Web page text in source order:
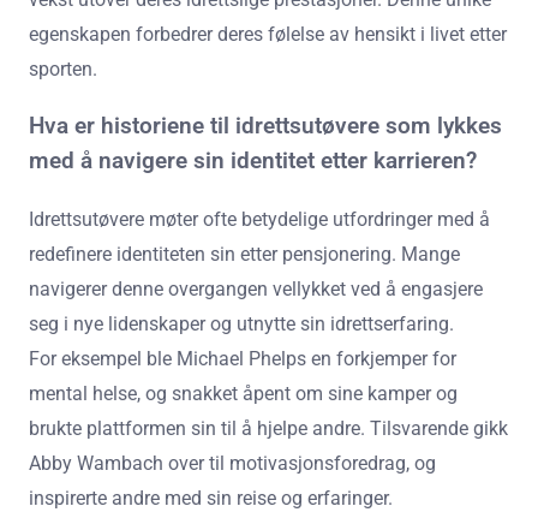
egenskapen forbedrer deres følelse av hensikt i livet etter
sporten.
Hva er historiene til idrettsutøvere som lykkes
med å navigere sin identitet etter karrieren?
Idrettsutøvere møter ofte betydelige utfordringer med å
redefinere identiteten sin etter pensjonering. Mange
navigerer denne overgangen vellykket ved å engasjere
seg i nye lidenskaper og utnytte sin idrettserfaring.
For eksempel ble Michael Phelps en forkjemper for
mental helse, og snakket åpent om sine kamper og
brukte plattformen sin til å hjelpe andre. Tilsvarende gikk
Abby Wambach over til motivasjonsforedrag, og
inspirerte andre med sin reise og erfaringer.